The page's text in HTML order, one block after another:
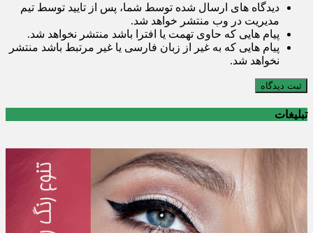
دیدگاه های ارسال شده توسط شما، پس از تایید توسط تیم
مدیریت در وب منتشر خواهد شد.
پیام هایی که حاوی تهمت یا افترا باشد منتشر نخواهد شد.
پیام هایی که به غیر از زبان فارسی یا غیر مرتبط باشد منتشر
نخواهد شد.
ثبت دیدگاه
تبلیغات